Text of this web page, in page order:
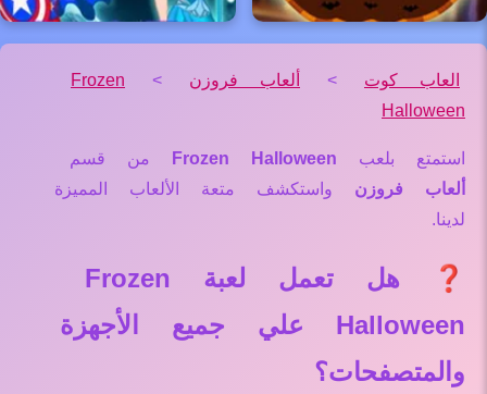
العاب كوت > ألعاب فروزن >
Frozen
Halloween
استمتع بلعب Frozen Halloween من قسم
ألعاب فروزن واستكشف متعة الألعاب المميزة
لدينا.
❓ هل تعمل لعبة Frozen
Halloween علي جميع الأجهزة
والمتصفحات؟